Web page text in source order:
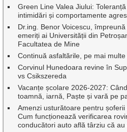
Green Line Valea Jiului:
intimidări și comportamente
Dr.ing. Benor Voicescu,
emeriți ai Universității din
Facultatea de Mine
Continuă asfaltările, pe mai
Corvinul Hunedoara revine în
vs Csikszereda
Vacanțe școlare 2026-2027:
toamnă, iarnă, Paște și vară pe
Amenzi usturătoare pentru
Cum funcționează verificarea
conducători auto află târziu că